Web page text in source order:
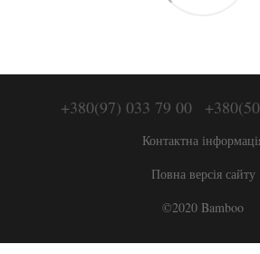
+380(97) 033 79 00
Контактна
Повна версія сайту
©2020 Bamboo